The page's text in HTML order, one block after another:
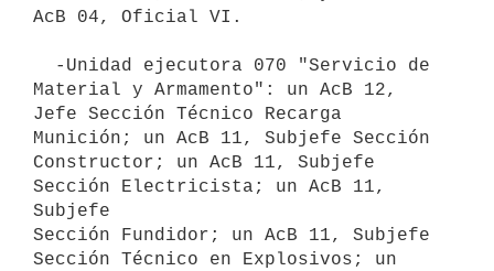
AcB 04, Oficial VI.
Material y Armamento": un AcB 12,
Jefe Sección Técnico Recarga
Munición; un AcB 11, Subjefe Sección
Constructor; un AcB 11, Subjefe
Sección Electricista; un AcB 11,
Subjefe
Sección Fundidor; un AcB 11, Subjefe
Sección Técnico en Explosivos; un